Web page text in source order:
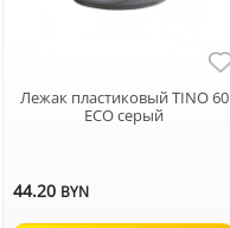
Лежак пластиковый TINO 60
ECO серый
44.20 BYN